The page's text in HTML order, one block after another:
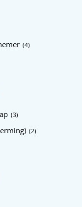
(4)
(3)
(2)